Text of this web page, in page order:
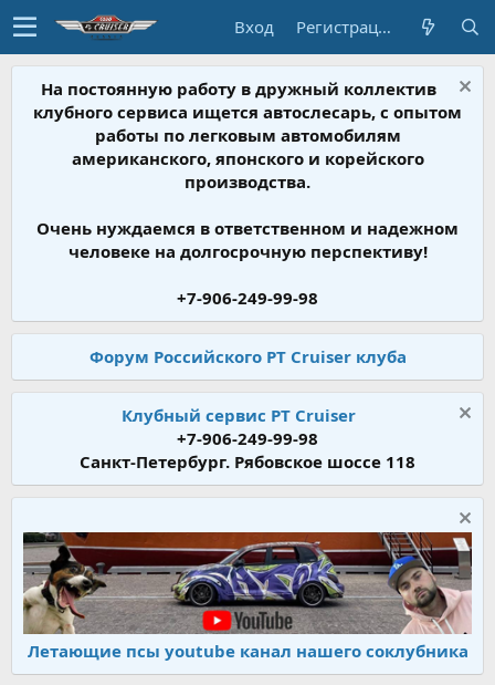
Вход Регистрация
На постоянную работу в дружный коллектив
клубного сервиса ищется автослесарь, с опытом
работы по легковым автомобилям
американского, японского и корейского
производства.
Очень нуждаемся в ответственном и надежном
человеке на долгосрочную перспективу!
+7-906-249-99-98
Форум Российского PT Cruiser клуба
Клубный сервис PT Cruiser
+7-906-249-99-98
Санкт-Петербург. Рябовское шоссе 118
Летающие псы youtube канал нашего соклубника